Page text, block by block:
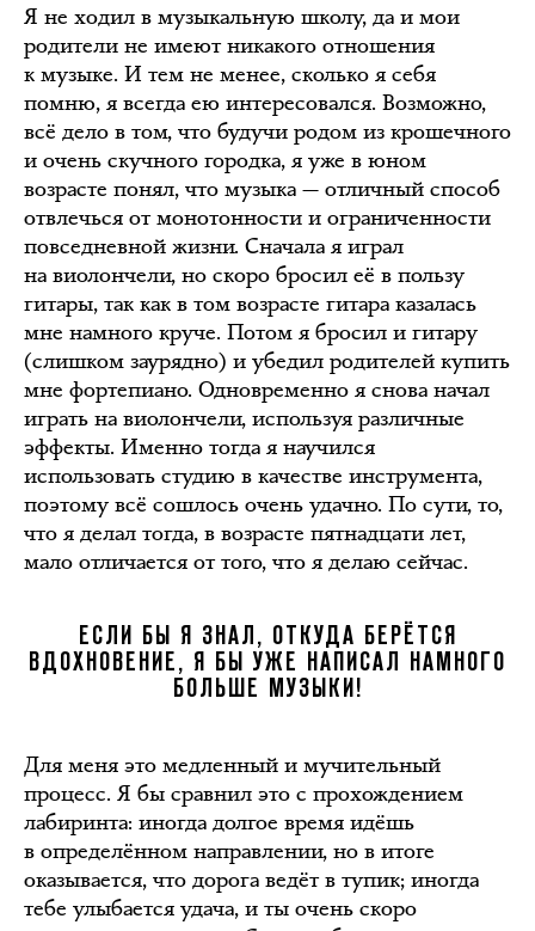
Я не ходил в музыкальную школу, да и мои
родители не имеют никакого отношения
к музыке. И тем не менее, сколько я себя
помню, я всегда ею интересовался. Возможно,
всё дело в том, что будучи родом из крошечного
и очень скучного городка, я уже в юном
возрасте понял, что музыка — отличный способ
отвлечься от монотонности и ограниченности
повседневной жизни. Сначала я играл
на виолончели, но скоро бросил её в пользу
гитары, так как в том возрасте гитара казалась
мне намного круче. Потом я бросил и гитару
(слишком заурядно) и убедил родителей купить
мне фортепиано. Одновременно я снова начал
играть на виолончели, используя различные
эффекты. Именно тогда я научился
использовать студию в качестве инструмента,
поэтому всё сошлось очень удачно. По сути, то,
что я делал тогда, в возрасте пятнадцати лет,
мало отличается от того, что я делаю сейчас.
ЕСЛИ БЫ Я ЗНАЛ, ОТКУДА БЕРЁТСЯ
ВДОХНОВЕНИЕ, Я БЫ УЖЕ НАПИСАЛ НАМНОГО
БОЛЬШЕ МУЗЫКИ!
Для меня это медленный и мучительный
процесс. Я бы сравнил это с прохождением
лабиринта: иногда долгое время идёшь
в определённом направлении, но в итоге
оказывается, что дорога ведёт в тупик; иногда
тебе улыбается удача, и ты очень скоро